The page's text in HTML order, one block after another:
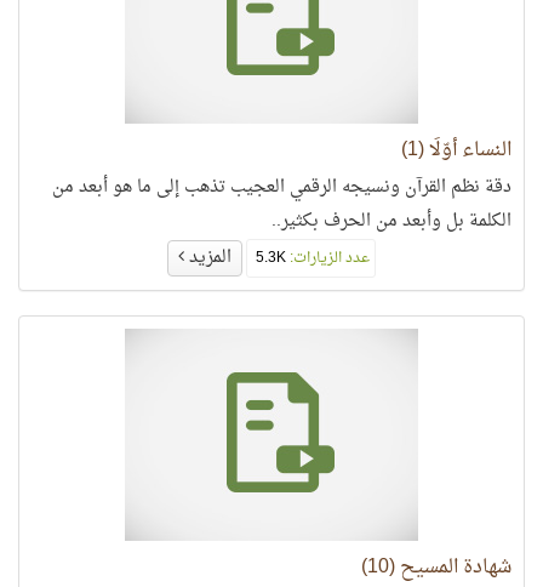
النساء أوّلًا (1)
دقة نظم القرآن ونسيجه الرقمي العجيب تذهب إلى ما هو أبعد من
الكلمة بل وأبعد من الحرف بكثير..
عدد الزيارات: المزيد
شهادة المسيح (10)